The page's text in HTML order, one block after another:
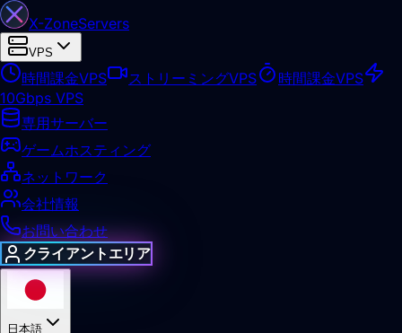
X-ZoneServers
VPS
時間課金VPS ストリーミングVPS
時間課金VPS
10Gbps VPS
専用サーバー
ゲームホスティング
ネットワーク
会社情報
お問い合わせ
クライアントエリア
日本語